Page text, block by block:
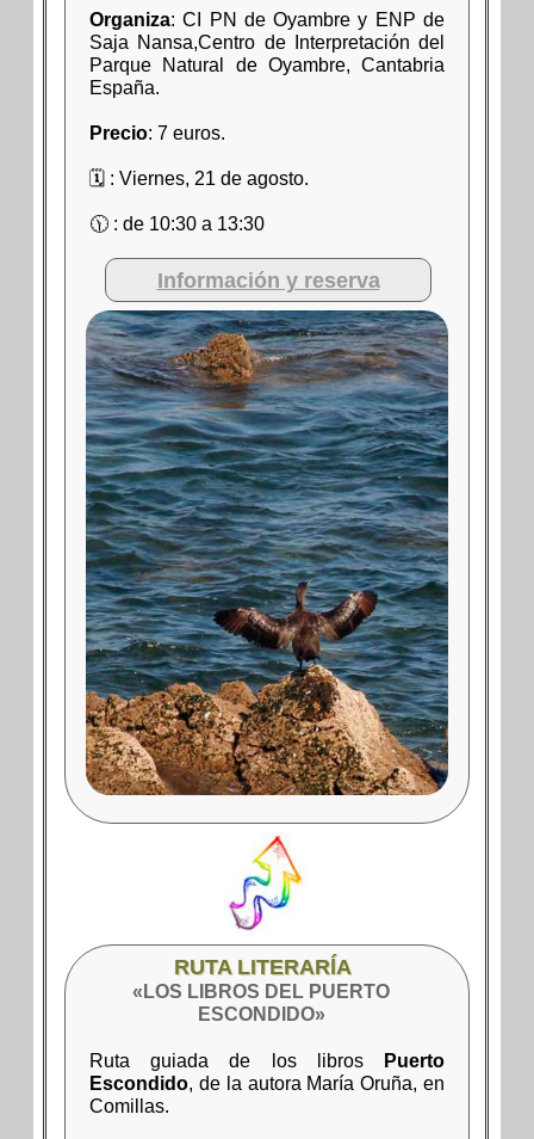
Organiza: CI PN de Oyambre y ENP de
Saja Nansa,Centro de Interpretación del
Parque Natural de Oyambre, Cantabria
España.
Precio: 7 euros.
🗓 : Viernes, 21 de agosto.
🕦 : de 10:30 a 13:30
Información y reserva
RUTA LITERARĺA
«LOS LIBROS DEL PUERTO
ESCONDIDO»
Ruta guiada de los libros
Puerto
Escondido, de la autora María Oruña, en
Comillas.